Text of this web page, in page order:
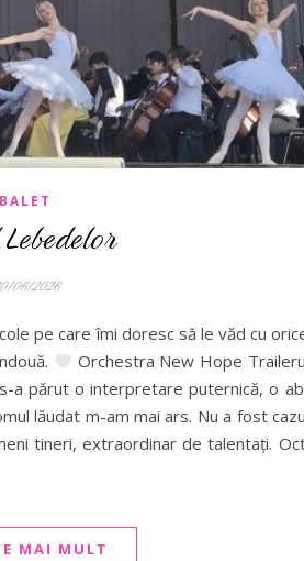
BALET
06/2026
pe care îmi doresc să le văd cu
Orchestra New Hope
a părut o interpretare puternică, o
lăudat m-am mai ars. Nu a fost
tineri, extraordinar de talentați.
MAI MULT